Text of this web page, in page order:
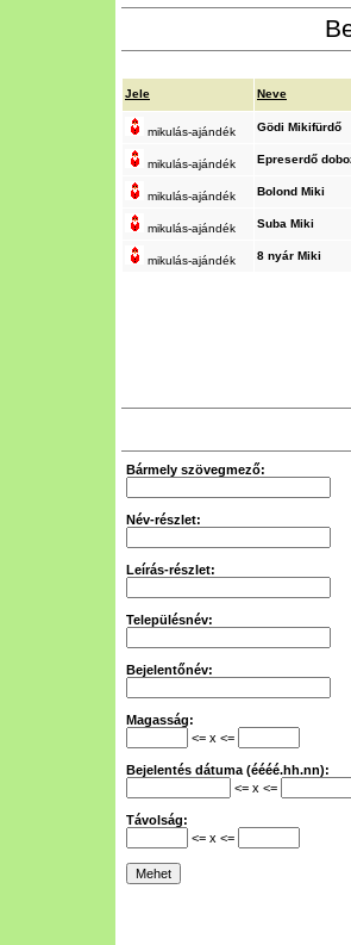
Jele Neve
mikulás-ajándék Gödi Mikifürdő
mikulás-ajándék Epreserdő
mikulás-ajándék Bolond Miki
mikulás-ajándék Suba Miki
mikulás-ajándék 8 nyár Miki
Bármely szövegmező:
Név-részlet:
Leírás-részlet:
Településnév:
Bejelentőnév:
Magasság:
<= x <=
Bejelentés dátuma (éééé.hh.nn):
<= x <=
Távolság:
<= x <=